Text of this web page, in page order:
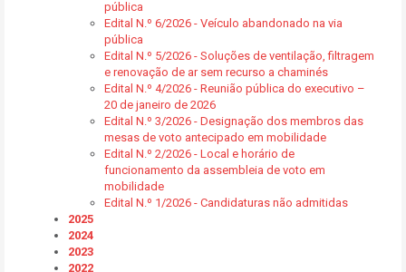
pública
Edital N.º 6/2026 - Veículo abandonado na via
pública
Edital N.º 5/2026 - Soluções de ventilação, filtragem
e renovação de ar sem recurso a chaminés
Edital N.º 4/2026 - Reunião pública do executivo –
20 de janeiro de 2026
Edital N.º 3/2026 - Designação dos membros das
mesas de voto antecipado em mobilidade
Edital N.º 2/2026 - Local e horário de
funcionamento da assembleia de voto em
mobilidade
Edital N.º 1/2026 - Candidaturas não admitidas
2025
2024
2023
2022